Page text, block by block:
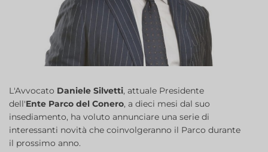
L'Avvocato Daniele Silvetti, attuale Presidente
dell'Ente Parco del Conero, a dieci mesi dal suo
insediamento, ha voluto annunciare una serie di
interessanti novità che coinvolgeranno il Parco durante
il prossimo anno.